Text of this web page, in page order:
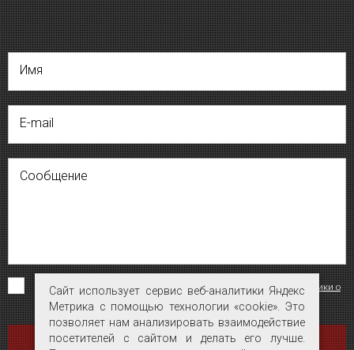
Имя
E-mail
Сообщение
Я согласен на обработку персональных данных на условиях«Политики о
конфиденциальности персональных данных».
ОТПРАВИТЬ
Сайт использует сервис веб-аналитики Яндекс
Метрика с помощью технологии «cookie». Это
позволяет нам анализировать взаимодействие
посетителей с сайтом и делать его лучше.
Сайт использует сервис веб-аналитики Яндекс
Метрика с помощью технологии «cookie». Это
позволяет нам анализировать взаимодействие
посетителей с сайтом и делать его лучше.